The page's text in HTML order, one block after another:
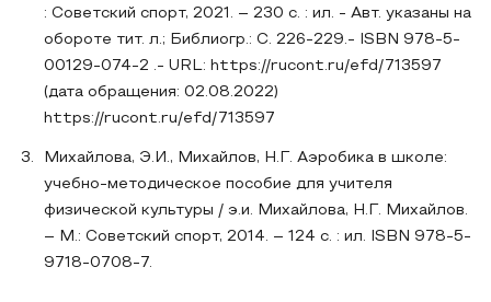
: Советский спорт, 2021. – 230 с. : ил. - Авт. указаны на
обороте тит. л.; Библиогр.: С. 226-229.- ISBN 978-5-
00129-074-2 .- URL: https://rucont.ru/efd/713597
(дата обращения: 02.08.2022)
https://rucont.ru/efd/713597
Михайлова, Э.И., Михайлов, Н.Г. Аэробика в школе:
учебно-методическое пособие для учителя
физической культуры / э.и. Михайлова, Н.Г. Михайлов.
– М.: Советский спорт, 2014. – 124 с. : ил. ISBN 978-5-
9718-0708-7.